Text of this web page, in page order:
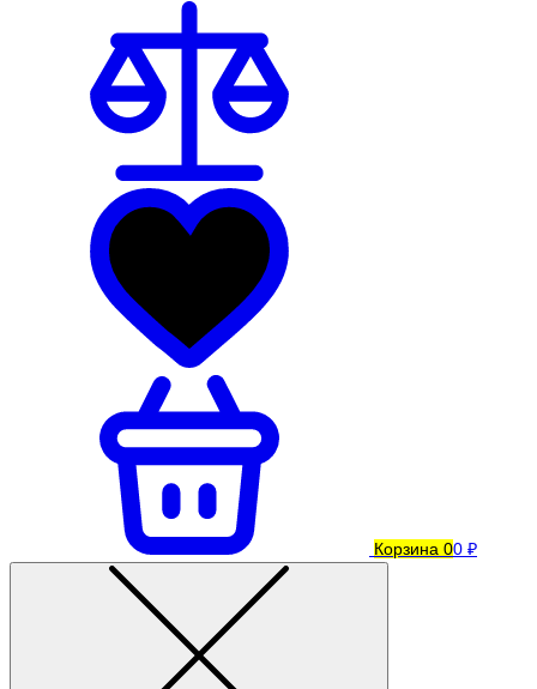
Корзина 00 ₽